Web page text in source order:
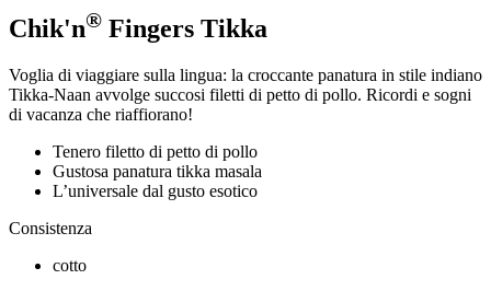
Chik'n® Fingers Tikka
Voglia di viaggiare sulla lingua: la croccante panatura in stile indiano
Tikka-Naan avvolge succosi filetti di petto di pollo. Ricordi e sogni
di vacanza che riaffiorano!
Tenero filetto di petto di pollo
Gustosa panatura tikka masala
L’universale dal gusto esotico
Consistenza
cotto